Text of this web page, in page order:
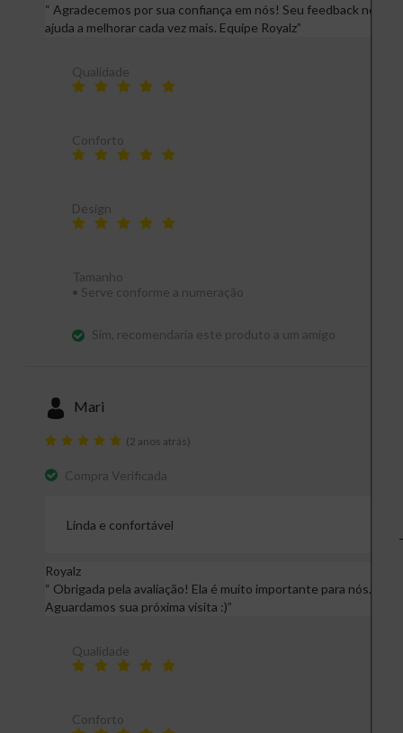
“ Agradecemos por sua confiança em nós! Seu feedback nos
ajuda a melhorar cada vez mais. Equipe Royalz”
Qualidade
Conforto
Design
Tamanho
• Serve conforme a numeração
Sim, recomendaria este produto a um amigo
Mari
(2 anos atrás)
Compra Verificada
Linda e confortável
Royalz
“ Obrigada pela avaliação! Ela é muito importante para nós.
Aguardamos sua próxima visita :)”
Qualidade
Conforto